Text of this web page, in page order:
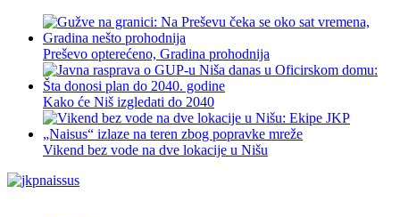
Preševo opterećeno, Gradina prohodnija
Kako će Niš izgledati do 2040
Vikend bez vode na dve lokacije u Nišu